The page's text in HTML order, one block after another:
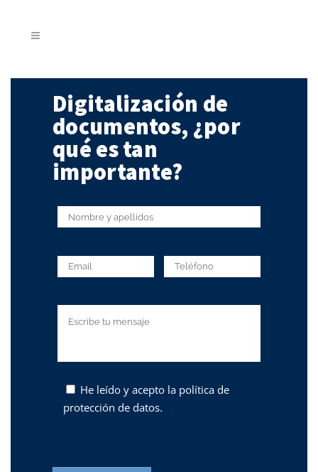
Digitalización de
documentos, ¿por
qué es tan
importante?
He leído y acepto la política de
protección de datos.